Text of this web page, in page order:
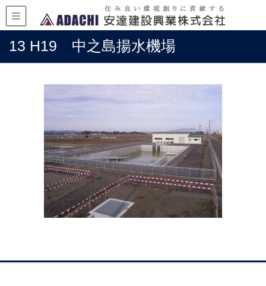
13 H19 中之島揚水機場